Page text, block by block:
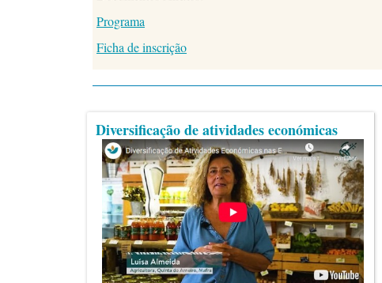
Programa
Ficha de inscrição
Diversificação de atividades económicas